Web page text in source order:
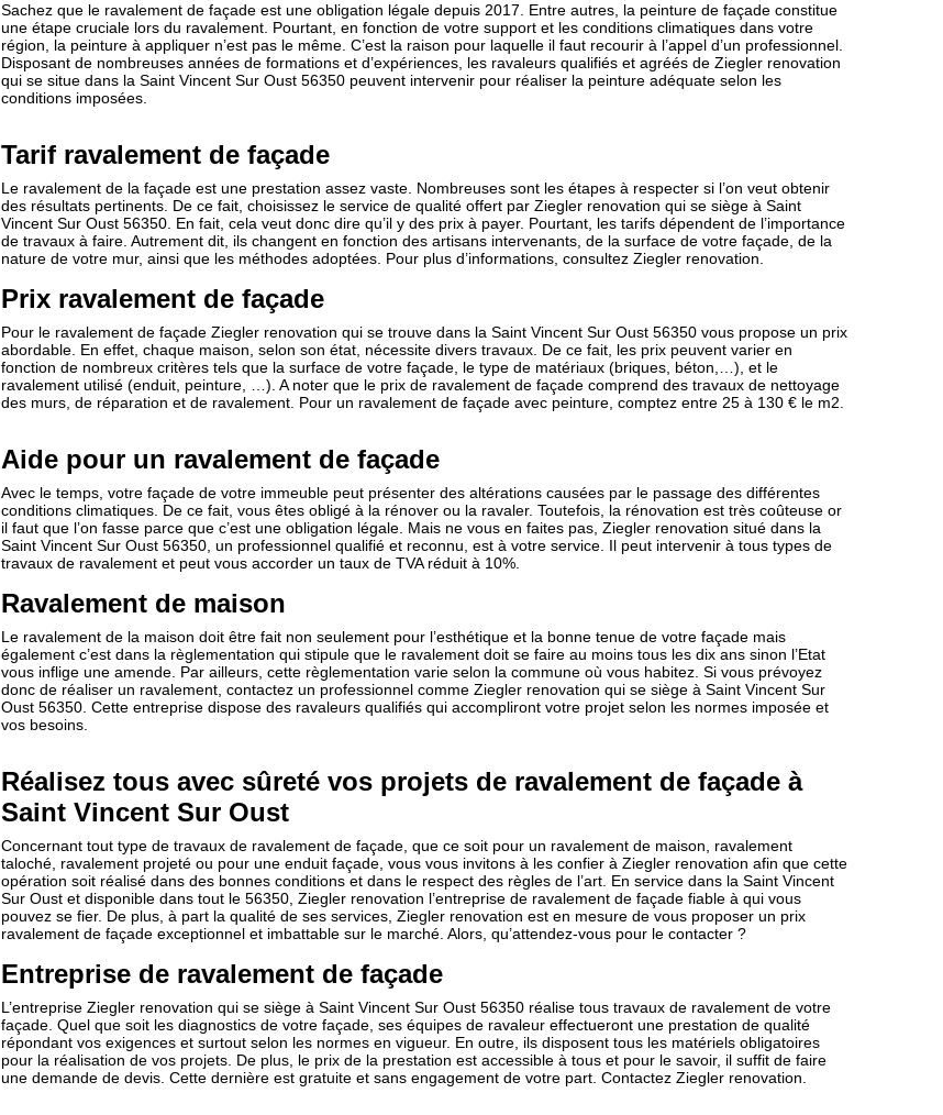
Sachez que le ravalement de façade est une obligation légale depuis 2017. Entre autres, la peinture de façade constitue
une étape cruciale lors du ravalement. Pourtant, en fonction de votre support et les conditions climatiques dans votre
région, la peinture à appliquer n’est pas le même. C’est la raison pour laquelle il faut recourir à l’appel d’un professionnel.
Disposant de nombreuses années de formations et d’expériences, les ravaleurs qualifiés et agréés de Ziegler renovation
qui se situe dans la Saint Vincent Sur Oust 56350 peuvent intervenir pour réaliser la peinture adéquate selon les
conditions imposées.
Tarif ravalement de façade
Le ravalement de la façade est une prestation assez vaste. Nombreuses sont les étapes à respecter si l’on veut obtenir
des résultats pertinents. De ce fait, choisissez le service de qualité offert par Ziegler renovation qui se siège à Saint
Vincent Sur Oust 56350. En fait, cela veut donc dire qu’il y des prix à payer. Pourtant, les tarifs dépendent de l’importance
de travaux à faire. Autrement dit, ils changent en fonction des artisans intervenants, de la surface de votre façade, de la
nature de votre mur, ainsi que les méthodes adoptées. Pour plus d’informations, consultez Ziegler renovation.
Prix ravalement de façade
Pour le ravalement de façade Ziegler renovation qui se trouve dans la Saint Vincent Sur Oust 56350 vous propose un prix
abordable. En effet, chaque maison, selon son état, nécessite divers travaux. De ce fait, les prix peuvent varier en
fonction de nombreux critères tels que la surface de votre façade, le type de matériaux (briques, béton,…), et le
ravalement utilisé (enduit, peinture, …). A noter que le prix de ravalement de façade comprend des travaux de nettoyage
des murs, de réparation et de ravalement. Pour un ravalement de façade avec peinture, comptez entre 25 à 130 € le m2.
Aide pour un ravalement de façade
Avec le temps, votre façade de votre immeuble peut présenter des altérations causées par le passage des différentes
conditions climatiques. De ce fait, vous êtes obligé à la rénover ou la ravaler. Toutefois, la rénovation est très coûteuse or
il faut que l’on fasse parce que c’est une obligation légale. Mais ne vous en faites pas, Ziegler renovation situé dans la
Saint Vincent Sur Oust 56350, un professionnel qualifié et reconnu, est à votre service. Il peut intervenir à tous types de
travaux de ravalement et peut vous accorder un taux de TVA réduit à 10%.
Ravalement de maison
Le ravalement de la maison doit être fait non seulement pour l’esthétique et la bonne tenue de votre façade mais
également c’est dans la règlementation qui stipule que le ravalement doit se faire au moins tous les dix ans sinon l’Etat
vous inflige une amende. Par ailleurs, cette règlementation varie selon la commune où vous habitez. Si vous prévoyez
donc de réaliser un ravalement, contactez un professionnel comme Ziegler renovation qui se siège à Saint Vincent Sur
Oust 56350. Cette entreprise dispose des ravaleurs qualifiés qui accompliront votre projet selon les normes imposée et
vos besoins.
Réalisez tous avec sûreté vos projets de ravalement de façade à
Saint Vincent Sur Oust
Concernant tout type de travaux de ravalement de façade, que ce soit pour un ravalement de maison, ravalement
taloché, ravalement projeté ou pour une enduit façade, vous vous invitons à les confier à Ziegler renovation afin que cette
opération soit réalisé dans des bonnes conditions et dans le respect des règles de l’art. En service dans la Saint Vincent
Sur Oust et disponible dans tout le 56350, Ziegler renovation l’entreprise de ravalement de façade fiable à qui vous
pouvez se fier. De plus, à part la qualité de ses services, Ziegler renovation est en mesure de vous proposer un prix
ravalement de façade exceptionnel et imbattable sur le marché. Alors, qu’attendez-vous pour le contacter ?
Entreprise de ravalement de façade
L’entreprise Ziegler renovation qui se siège à Saint Vincent Sur Oust 56350 réalise tous travaux de ravalement de votre
façade. Quel que soit les diagnostics de votre façade, ses équipes de ravaleur effectueront une prestation de qualité
répondant vos exigences et surtout selon les normes en vigueur. En outre, ils disposent tous les matériels obligatoires
pour la réalisation de vos projets. De plus, le prix de la prestation est accessible à tous et pour le savoir, il suffit de faire
une demande de devis. Cette dernière est gratuite et sans engagement de votre part. Contactez Ziegler renovation.